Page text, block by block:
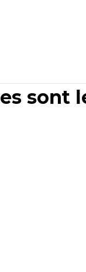
sont